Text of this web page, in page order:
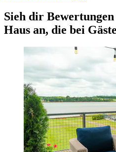
Sieh dir
Haus an, die bei